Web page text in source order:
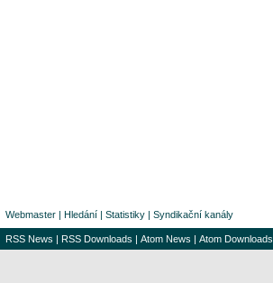
Webmaster | Hledání | Statistiky | Syndikační kanály
RSS News | RSS Downloads | Atom News | Atom Downloads